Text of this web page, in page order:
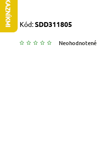
Kód:SDD311805
Neohodnotené